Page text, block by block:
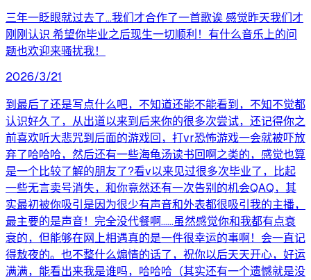
三年一眨眼就过去了…我们才合作了一首歌诶 感觉昨天我们才
刚刚认识 希望你毕业之后现生一切顺利！有什么音乐上的问
题也欢迎来骚扰我！
2026/3/21
到最后了还是写点什么吧，不知道还能不能看到，不知不觉都
认识好久了，从出道以来到后来你的很多次尝试，还记得你之
前喜欢听大悲咒到后面的游戏回，打vr恐怖游戏一会就被吓放
弃了哈哈哈，然后还有一些海龟汤读书回啊之类的，感觉也算
是一个比较了解的朋友了?看v以来见过很多次毕业了，比起
一些无言卖号消失，和你竟然还有一次告别的机会QAQ，其
实最初被你吸引是因为很少有声音和外表都很吸引我的主播，
最主要的是声音！完全没代餐啊……虽然感觉你和我都有点衰
衰的，但能够在网上相遇真的是一件很幸运的事啊！会一直记
得敖夜的。也不整什么煽情的话了，祝你以后天天开心，好运
满满，能看出来我是谁吗，哈哈哈（其实还有一个遗憾就是没